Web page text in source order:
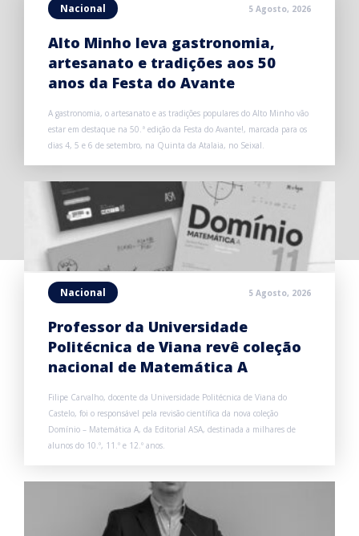
Nacional 5 Agosto, 2026
Alto Minho leva gastronomia,
artesanato e tradições aos 50
anos da Festa do Avante
A gastronomia, o artesanato e as tradições populares do Alto Minho vão
estar em destaque na 50.ª edição da Festa do Avante!, marcada para os
dias 4, 5 e 6 de setembro, na Quinta da Atalaia, no Seixal.
Nacional 5 Agosto, 2026
Professor da Universidade
Politécnica de Viana revê coleção
nacional de Matemática A
Filipe Carvalho, docente da Universidade Politécnica de Viana do
Castelo, foi o responsável pela revisão científica da nova coleção
Domínio – Matemática A, da Editorial ASA, destinada a milhares de
alunos do 10.º, 11.º e 12.º anos.